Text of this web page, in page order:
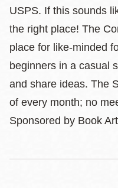
USPS. If this sounds
the right place! The
place for like-minded
beginners in a casual
and share ideas. The
of every month; no
Sponsored by Book